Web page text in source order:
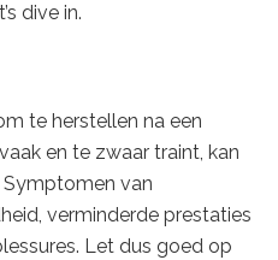
dive in.
te herstellen na een
en te zwaar traint, kan
van
verminderde prestaties
Let dus goed op